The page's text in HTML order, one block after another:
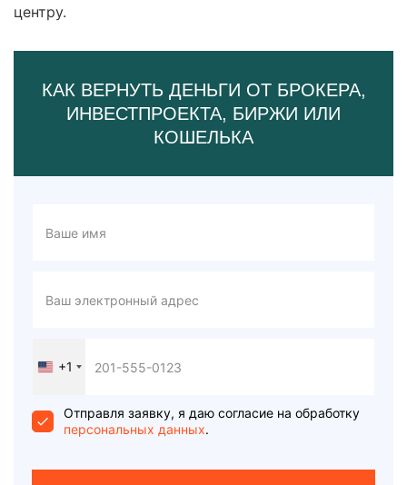
центру.
КАК ВЕРНУТЬ ДЕНЬГИ ОТ БРОКЕРА,
ИНВЕСТПРОЕКТА, БИРЖИ ИЛИ
КОШЕЛЬКА
United
+1
+1
Отправля заявку, я даю согласие на обработку
персональных данных.